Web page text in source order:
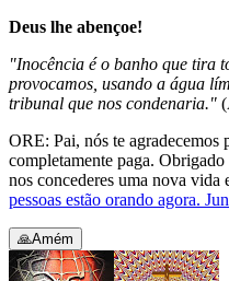
Deus lhe abençoe!
"Inocência é o banho que tira
provocamos, usando a água
tribunal que nos condenaria."
ORE: Pai, nós te
completamente paga.
nos concederes uma nova vida
pessoas estão orando agora.
🙏Amém